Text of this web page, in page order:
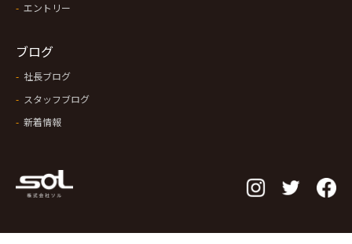
エントリー
ブログ
社長ブログ
スタッフブログ
新着情報